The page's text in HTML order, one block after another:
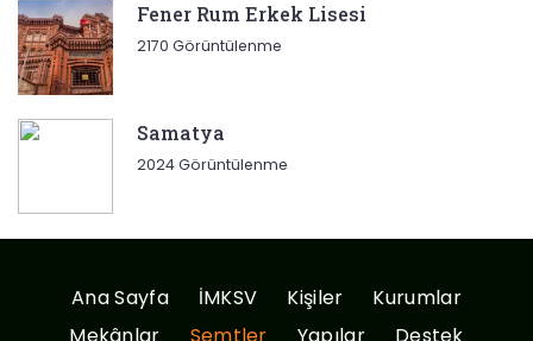
Fener Rum Erkek Lisesi
2170 Görüntülenme
Samatya
2024 Görüntülenme
Ana Sayfa İMKSV Kişiler
Kurumlar